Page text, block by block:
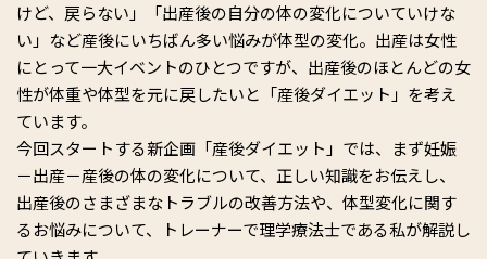
けど、戻らない」「出産後の自分の体の変化についていけな
い」など産後にいちばん多い悩みが体型の変化。出産は女性
にとって一大イベントのひとつですが、出産後のほとんどの女
性が体重や体型を元に戻したいと「産後ダイエット」を考え
ています。
今回スタートする新企画「産後ダイエット」では、まず妊娠
－出産－産後の体の変化について、正しい知識をお伝えし、
出産後のさまざまなトラブルの改善方法や、体型変化に関す
るお悩みについて、トレーナーで理学療法士である私が解説し